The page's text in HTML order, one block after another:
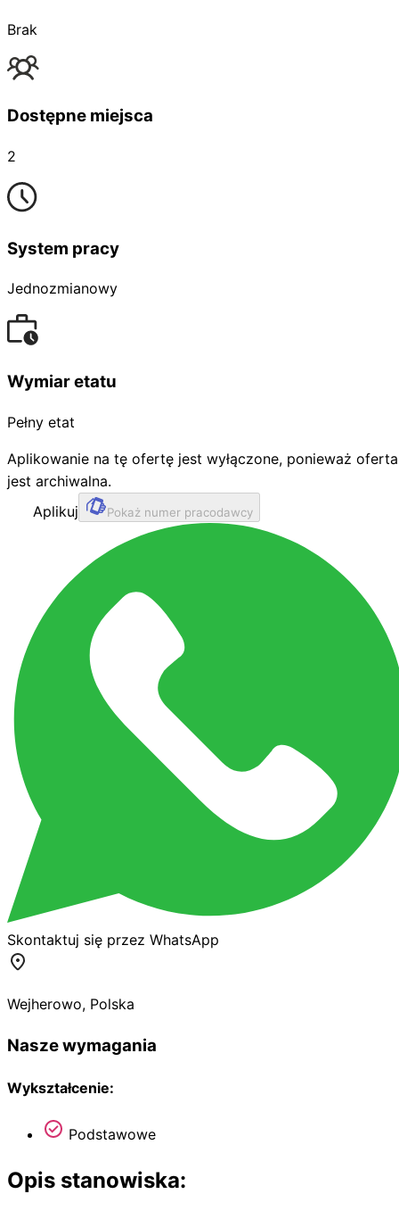
Brak
Dostępne miejsca
2
System pracy
Jednozmianowy
Wymiar etatu
Pełny etat
Aplikowanie na tę ofertę jest wyłączone, ponieważ oferta
jest archiwalna.
Aplikuj
Pokaż numer pracodawcy
Skontaktuj się przez WhatsApp
Wejherowo, Polska
Nasze wymagania
Wykształcenie:
Podstawowe
Opis stanowiska: